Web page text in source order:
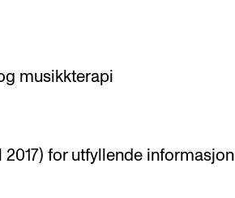
musikkterapi
for utfyllende informasjon